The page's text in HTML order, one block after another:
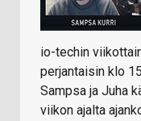
io-techin
perjantaisin klo
Sampsa ja Juha
viikon ajalta